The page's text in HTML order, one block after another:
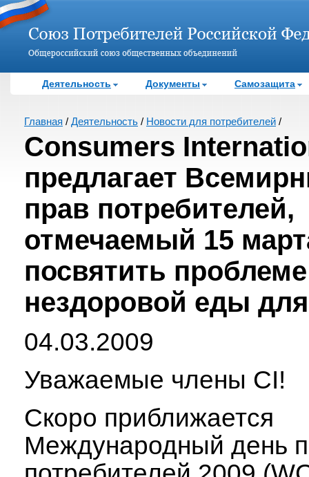
Деятельность Документы Самозащита
Главная / Деятельность / Новости для потребителей /
Consumers
предлагает
прав потребителей,
отмечаемый 15
посвятить проблеме
нездоровой еды
04.03.2009
Уважаемые члены CI!
Скоро приближается
Международный день